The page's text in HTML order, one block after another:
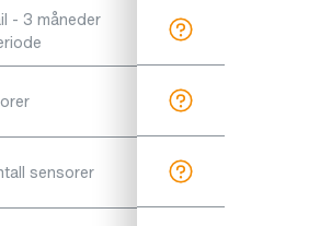
- 3 måneder
sensorer